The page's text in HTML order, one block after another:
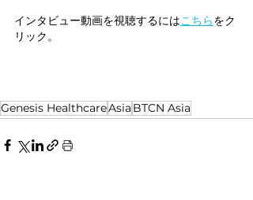
インタビュー動画を視聴するにはこちらをク
リック。
Genesis HealthcareAsia BTCN Asia